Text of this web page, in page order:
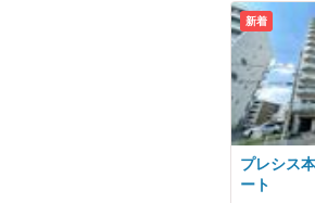
新着
プレシス
ート